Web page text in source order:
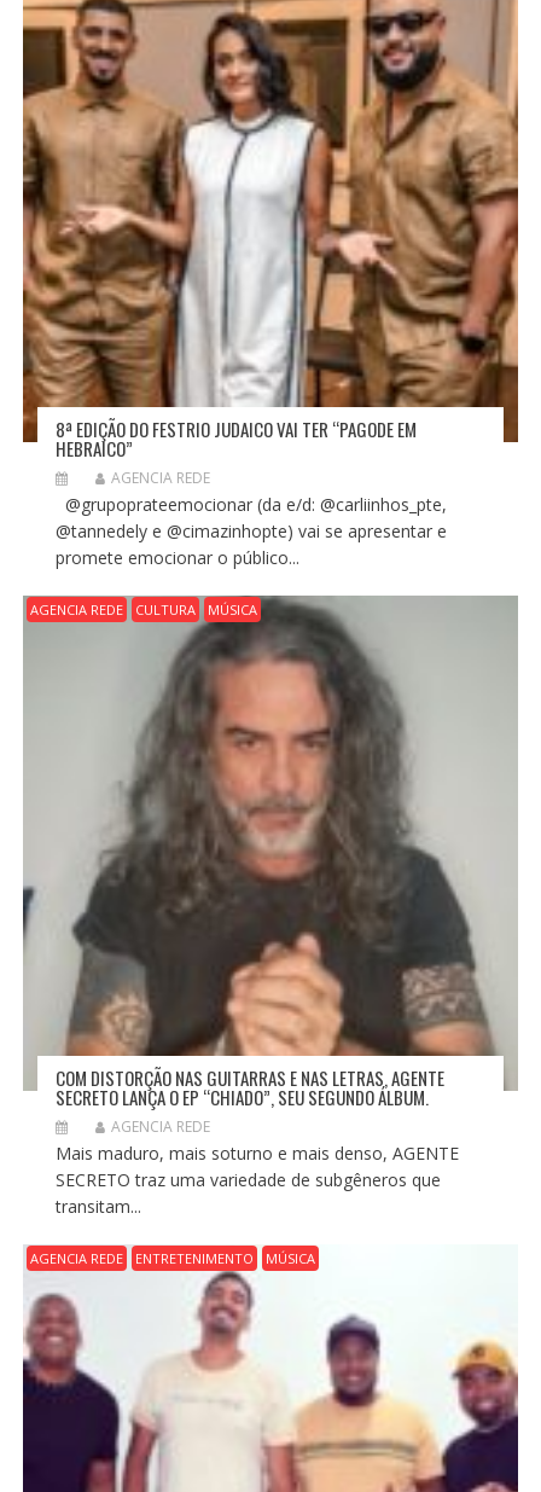
P
O
T
8ª EDIÇÃO DO FESTRIO JUDAICO VAI TER “PAGODE EM
HEBRAICO”
AGENCIA REDE
@grupoprateemocionar (da e/d: @carliinhos_pte,
@tannedely e @cimazinhopte) vai se apresentar e
promete emocionar o público...
AGENCIA REDE CULTURA MÚSICA
COM DISTORÇÃO NAS GUITARRAS E NAS LETRAS, AGENTE
SECRETO LANÇA O EP “CHIADO”, SEU SEGUNDO ÁLBUM.
AGENCIA REDE
Mais maduro, mais soturno e mais denso, AGENTE
SECRETO traz uma variedade de subgêneros que
transitam...
AGENCIA REDE ENTRETENIMENTO MÚSICA